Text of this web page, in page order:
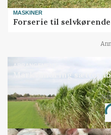
MASKINER
Forserie til
ARRANGEMENT
Markvandring sætter